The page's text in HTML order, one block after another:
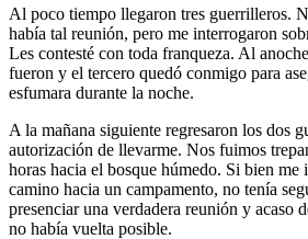
Al poco tiempo llegaron tres guerrilleros.
había tal reunión, pero me interrogaron
Les contesté con toda franqueza. Al
fueron y el tercero quedó conmigo para
esfumara durante la noche.
A la mañana siguiente regresaron los dos
autorización de llevarme. Nos fuimos
horas hacia el bosque húmedo. Si bien me
camino hacia un campamento, no tenía
presenciar una verdadera reunión y acaso
no había vuelta posible.